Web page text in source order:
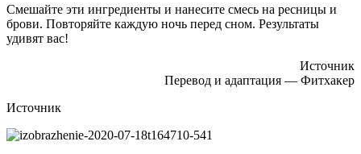
Смешайте эти ингредиенты и нанесите смесь на ресницы и
брови. Повторяйте каждую ночь перед сном. Результаты
удивят вас!
Источник
Перевод и адаптация — Фитхакер
Источник